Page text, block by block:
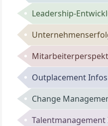
Leadership-
Outplacement
Change